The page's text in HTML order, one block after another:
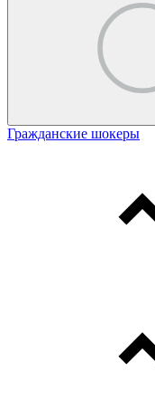
Гражданские шокеры